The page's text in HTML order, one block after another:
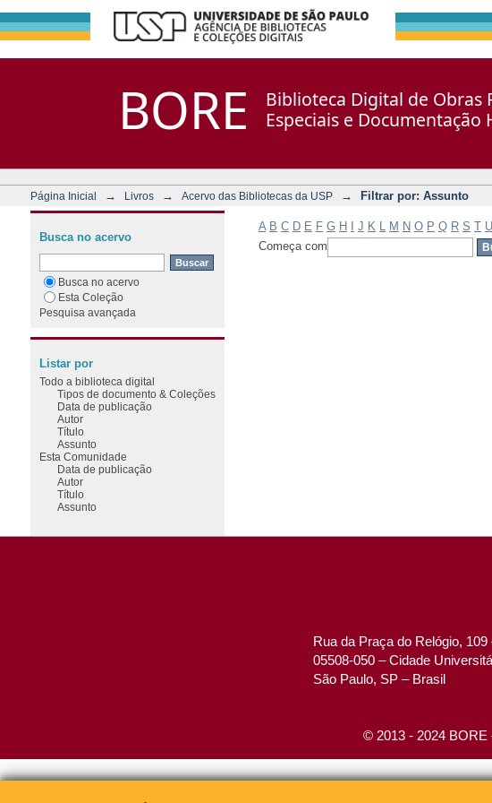
BORE
Biblioteca Digital de Obras
Especiais e Documentação
Página Inicial → Livros → Acervo das Bibliotecas da USP → Filtrar por: Assunto
A B C D E F G H J K M N O P Q R S T U
Começa com
Busca no acervo
Busca no acervo
Esta Coleção
Pesquisa avançada
Listar por
Todo a biblioteca digital
Tipos de documento & Coleções
Data de publicação
Autor
Título
Assunto
Esta Comunidade
Data de publicação
Autor
Título
Assunto
Rua da Praça do Relógio, 109
05508-050 – Cidade
São Paulo, SP – Brasil
© 2013 - 2024 BORE